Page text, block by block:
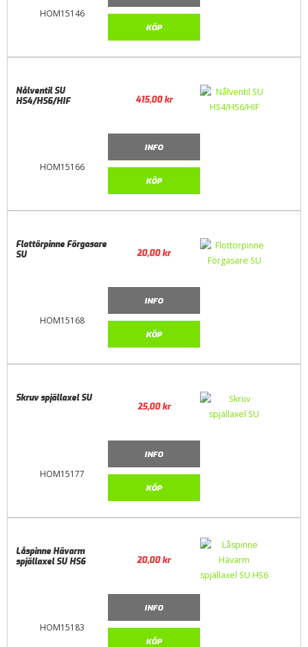
HOM15146
KÖP
HOM15166
Nålventil SU
HS4/HS6/HIF
415,00kr
INFO
KÖP
HOM15168
Flottörpinne Förgasare
SU
20,00kr
INFO
KÖP
HOM15177
Skruv spjällaxel SU
25,00kr
INFO
KÖP
HOM15183
Låspinne Hävarm
spjällaxel SU HS6
20,00kr
INFO
KÖP